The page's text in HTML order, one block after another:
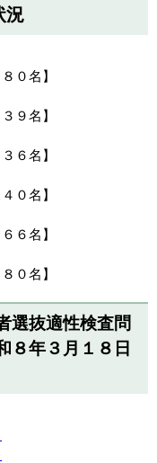
況
０名】
９名】
６名】
０名】
６名】
０名】
抜適性検査問
８年３月１８日